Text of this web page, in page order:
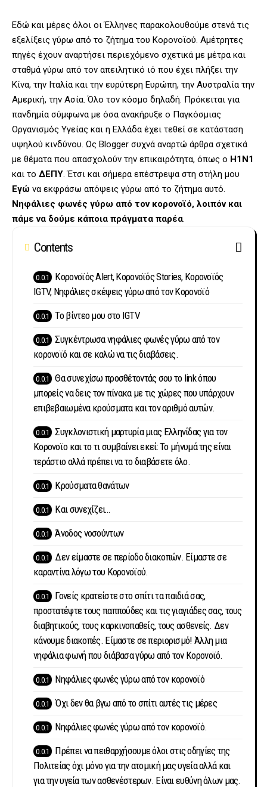
Εδώ και μέρες όλοι οι Έλληνες παρακολουθούμε στενά τις
εξελίξεις γύρω από το ζήτημα του Κορονοϊού. Αμέτρητες
πηγές έχουν αναρτήσει περιεχόμενο σχετικά με μέτρα και
σταθμά γύρω από τον απειλητικό ιό που έχει πλήξει την
Κίνα, την Ιταλία και την ευρύτερη Ευρώπη, την Αυστραλία την
Αμερική, την Ασία. Όλο τον κόσμο δηλαδή. Πρόκειται για
πανδημία σύμφωνα με όσα ανακήρυξε ο Παγκόσμιας
Οργανισμός Υγείας και η Ελλάδα έχει τεθεί σε κατάσταση
υψηλού κινδύνου. Ως Blogger συχνά αναρτώ άρθρα σχετικά
με θέματα που απασχολούν την επικαιρότητα, όπως ο Η1Ν1
και το ΔΕΠΥ . Έτσι και σήμερα επέστρεψα στη στήλη μου
Εγώ να εκφράσω απόψεις γύρω από το ζήτημα αυτό.
Νηφάλιες φωνές γύρω από τον κορονοϊό, λοιπόν και
πάμε να δούμε κάποια πράγματα παρέα
Contents
Κορονοϊός Alert, Κορονοϊός Stories, Κορονοϊός
IGTV, Νηφάλιες σκέψεις γύρω από τον Κορονοϊό
Το βίντεο μου στο IGTV
Συγκέντρωσα νηφάλιες φωνές γύρω από τον
κορονοϊό και σε καλώ να τις διαβάσεις.
Θα συνεχίσω προσθέτοντάς σου το link όπου
μπορείς να δεις τον πίνακα με τις χώρες που υπάρχουν
επιβεβαιωμένα κρούσματα και τον αριθμό αυτών.
Συγκλονιστική μαρτυρία μιας Ελληνίδας για τον
Κορονοϊο και το τι συμβαίνει εκεί: Το μήνυμά της είναι
τεράστιο αλλά πρέπει να το διαβάσετε όλο.
Κρούσματα θανάτων
Και συνεχίζει…
Άνοδος νοσούντων
Δεν είμαστε σε περίοδο διακοπών. Είμαστε σε
καραντίνα λόγω του Κορονοϊού.
Γονείς κρατείστε στο σπίτι τα παιδιά σας,
προστατέψτε τους παππούδες και τις γιαγιάδες σας, τους
διαβητικούς, τους καρκινοπαθείς, τους ασθενείς. Δεν
κάνουμε διακοπές. Είμαστε σε περιορισμό! Άλλη μια
νηφάλια φωνή που διάβασα γύρω από τον Κορονοϊό.
Νηφάλιες φωνές γύρω από τον κορονοϊό
Όχι δεν θα βγω από το σπίτι αυτές τις μέρες
Νηφάλιες φωνές γύρω από τον κορονοϊό.
Πρέπει να πειθαρχήσουμε όλοι στις οδηγίες της
Πολιτείας όχι μόνο για την ατομική μας υγεία αλλά και
για την υγεία των ασθενέστερων. Είναι ευθύνη όλων μας.